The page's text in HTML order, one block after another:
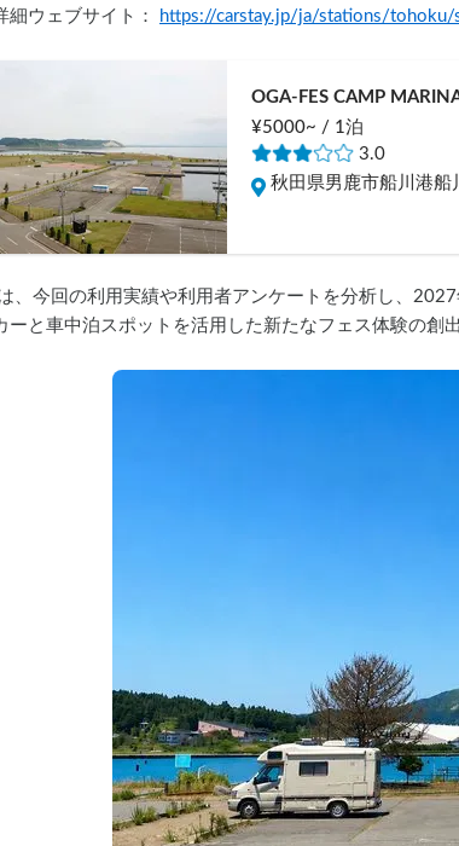
細ウェブサイト： https://carstay.jp/ja/stations/
OGA-FES CAMP
¥5000~ / 1泊
3.0
秋田県男鹿市船川港船
、今回の利用実績や利用者アンケートを分析し、
ーと車中泊スポットを活用した新たなフェス体験の創